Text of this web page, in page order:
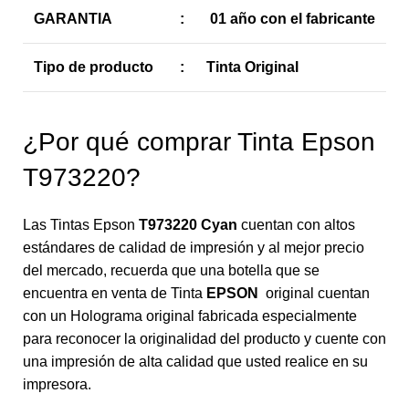
GARANTIA : 01 año con el fabricante
Tipo de producto : Tinta Original
¿Por qué comprar Tinta Epson
T973220?
Las Tintas Epson T973220 Cyan cuentan con altos
estándares de calidad de impresión y al mejor precio
del mercado, recuerda que una botella que se
encuentra en venta de Tinta EPSON
original cuentan
con un Holograma original fabricada especialmente
para reconocer la originalidad del producto y cuente con
una impresión de alta calidad que usted realice en su
impresora.